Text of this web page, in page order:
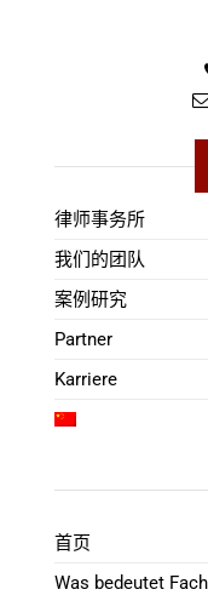
律师事务所
我们的团队
案例研究
Partner
Karriere
首页
Was bedeutet